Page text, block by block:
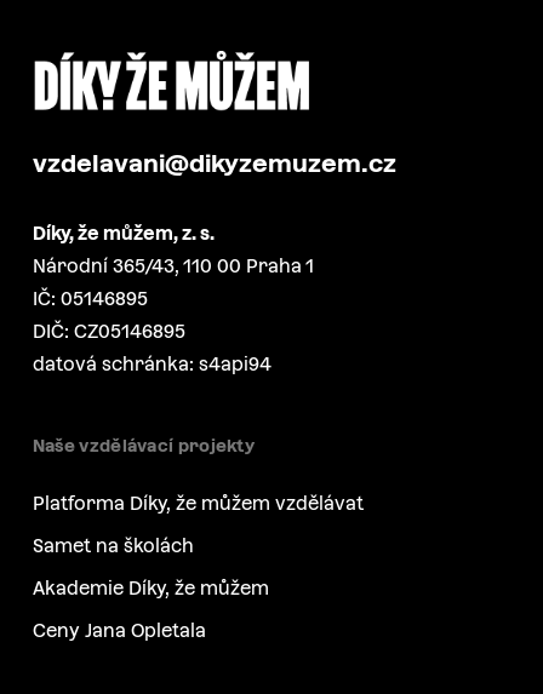
vzdelavani@dikyzemuzem.cz
Díky, že můžem, z. s.
Národní 365/43, 110 00 Praha 1
IČ: 05146895
DIČ: CZ05146895
datová schránka: s4api94
Naše vzdělávací projekty
Platforma Díky, že můžem vzdělávat
Samet na školách
Akademie Díky, že můžem
Ceny Jana Opletala